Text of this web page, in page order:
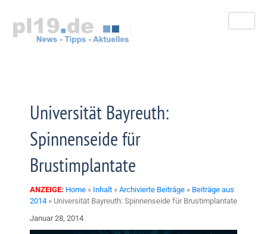
springen
Universität Bayreuth:
Spinnenseide für
Brustimplantate
ANZEIGE: Home » Inhalt » Archivierte Beiträge » Beiträge aus
2014 » Universität Bayreuth: Spinnenseide für Brustimplantate
Januar 28, 2014